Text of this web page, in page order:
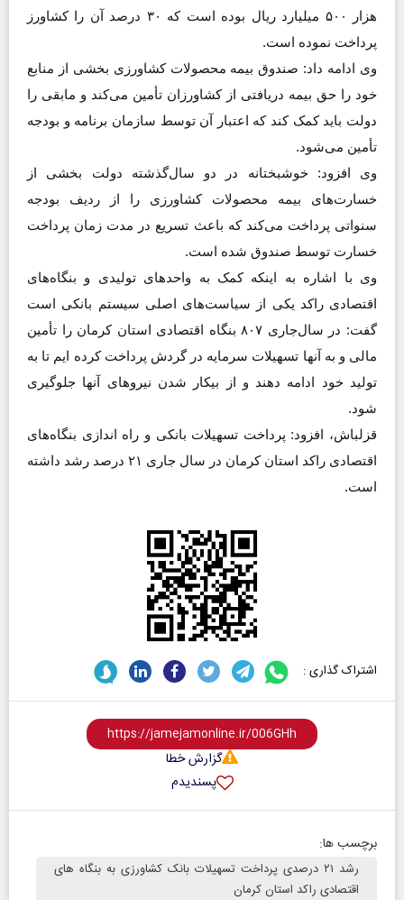
هزار ۵۰۰ میلیارد ریال بوده است که ۳۰ درصد آن را کشاورز
پرداخت نموده است.
وی ادامه داد: صندوق بیمه محصولات کشاورزی بخشی از منابع
خود را حق بیمه دریافتی از کشاورزان تأمین می‌کند و مابقی را
دولت باید کمک کند که اعتبار آن توسط سازمان برنامه و بودجه
تأمین می‌شود.
وی افزود: خوشبختانه در دو سال‌گذشته دولت بخشی از
خسارت‌های بیمه محصولات کشاورزی را از ردیف بودجه
سنواتی پرداخت می‌کند که باعث تسریع در مدت زمان پرداخت
خسارت توسط صندوق شده است.
وی با اشاره به اینکه کمک به واحدهای تولیدی و بنگاه‌های
اقتصادی راکد یکی از سیاست‌های اصلی سیستم بانکی است
گفت: در سال‌جاری ۸۰۷ بنگاه اقتصادی استان کرمان را تأمین
مالی و به آنها تسهیلات سرمایه در گردش پرداخت کرده ایم تا به
تولید خود ادامه دهند و از بیکار شدن نیروهای آنها جلوگیری
شود.
قزلباش، افزود: پرداخت تسهیلات بانکی و راه اندازی بنگاه‌های
اقتصادی راکد استان کرمان در سال جاری ۲۱ درصد رشد داشته
است.
اشتراک گذاری :
گزارش خطا
پسندیدم
برچسب ها:
رشد ۲۱ درصدی پرداخت تسهیلات بانک کشاورزی به بنگاه های
اقتصادی راکد استان کرمان